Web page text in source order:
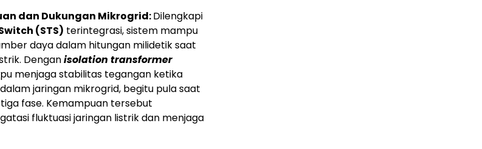
dan Dukungan Mikrogrid:Dilengkapi
(STS) terintegrasi, sistem mampu
daya dalam hitungan milidetik saat
Denganisolation transformer
menjaga stabilitas tegangan ketika
jaringan mikrogrid, begitu pula saat
fase. Kemampuan tersebut
fluktuasi jaringan listrik dan menjaga